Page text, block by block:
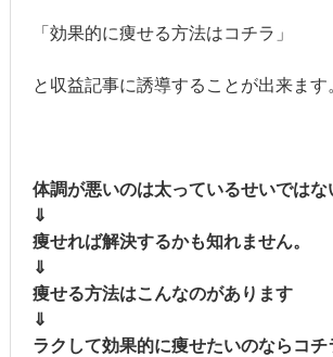
「効果的に痩せる方法はコチラ」
と収益記事に誘導することが出来ます
体調が悪いのは太っているせいではな
⇓
痩せれば解決するかも知れません。
⇓
痩せる方法はこんなのがあります
⇓
ラクして効果的に痩せたいのならコチ